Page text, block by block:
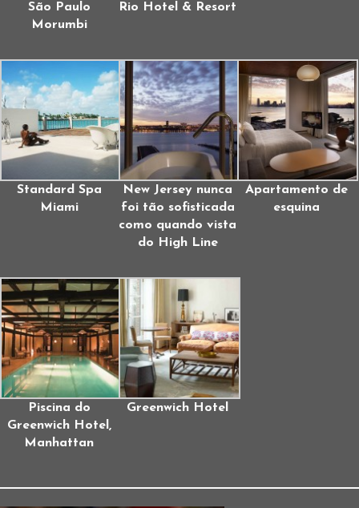
São Paulo
Morumbi
Rio Hotel & Resort
Standard Spa
Miami
New Jersey nunca
foi tão sofisticada
como quando vista
do High Line
Apartamento de
esquina
Piscina do
Greenwich Hotel,
Manhattan
Greenwich Hotel